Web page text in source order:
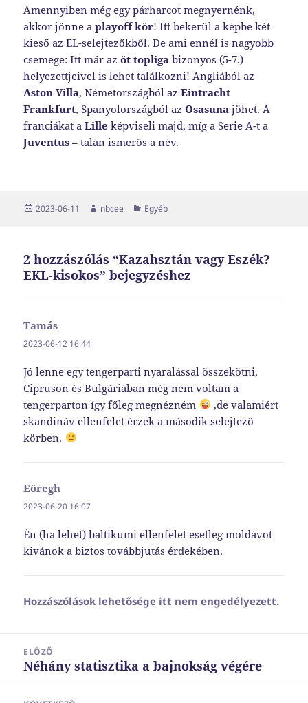
Amennyiben még egy párharcot megnyernénk,
akkor jönne aplayoff kör! Itt bekerül a képbe két
kieső az EL-selejtezőkből. De ami ennél is nagyobb
csemege: Itt már azöt topliga bizonyos (5-7.)
helyezettjeivel is lehet találkozni! Angliából az
Aston Villa, Németországból azEintracht
Frankfurt, Spanyolországból azOsasuna jöhet. A
franciákat aLille képviseli majd, míg a Serie A-t a
Juventus – talán ismerős a név.
Közzétéve
2023-06-11 Szerző
nbcee Kategória
Egyéb
2 hozzászólás “Kazahsztán vagy Eszék?
EKL-kisokos” bejegyzéshez
Tamás
2023-06-12 16:44
Jó lenne egy tengerparti nyaralással összekötni,
Cipruson és Bulgáriában még nem voltam a
tengerparton így főleg megnézném
,de valamiért
skandináv ellenfelet érzek a második selejtező
körben.
Eöregh
2023-06-20 16:07
Én (ha lehet) baltikumi ellenfelet esetleg moldávot
kivánok a biztos továbbjutás érdekében.
Hozzászólások lehetősége itt nem engedélyezett.
navigáció
ELŐZŐ
Korábbi
Néhány statisztika a bajnokság végére